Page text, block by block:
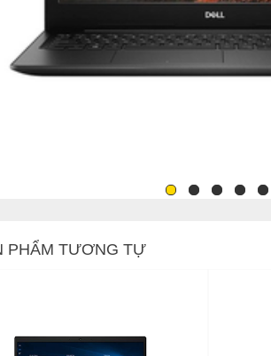
PHẨM TƯƠNG TỰ